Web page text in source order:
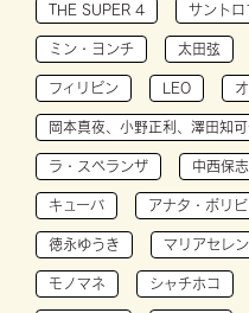
THE SUPER 4 サントロ
ミン・ヨンチ 太田弦
フィリピン LEO
岡本真夜、小野正利、澤田知
ラ・スペランザ 中西保志
キューバ アナタ・ボリ
徳永ゆうき マリアセレン
モノマネ シャチホコ